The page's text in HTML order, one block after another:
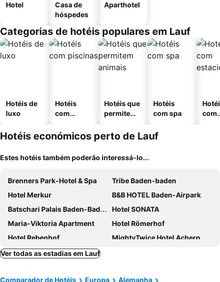
Hotel
Casa de
hóspedes
Aparthotel
Categorias de hotéis populares em Lauf
Hotéis de
luxo
Hotéis
com
Hotéis que
permitem
Hotéis
com spa
com
Hotéis económicos perto de Lauf
Estes hotéis também poderão interessá-lo...
Brenners Park-Hotel & Spa
Tribe Baden-baden
Hotel Merkur
B&B HOTEL Baden-Airpark
Batschari Palais Baden-Baden
Hotel SONATA
Maria-Viktoria Apartment
Hotel Römerhof
Hotel Rebenhof
MightyTwice Hotel Achern
Landgasthof Rebstock
Hotel Löhr
THE FLORIS - former Hotel am Sophienpark
Ver todas as estadias em Lauf
Comparador de Hotéis Europa
Alemanha